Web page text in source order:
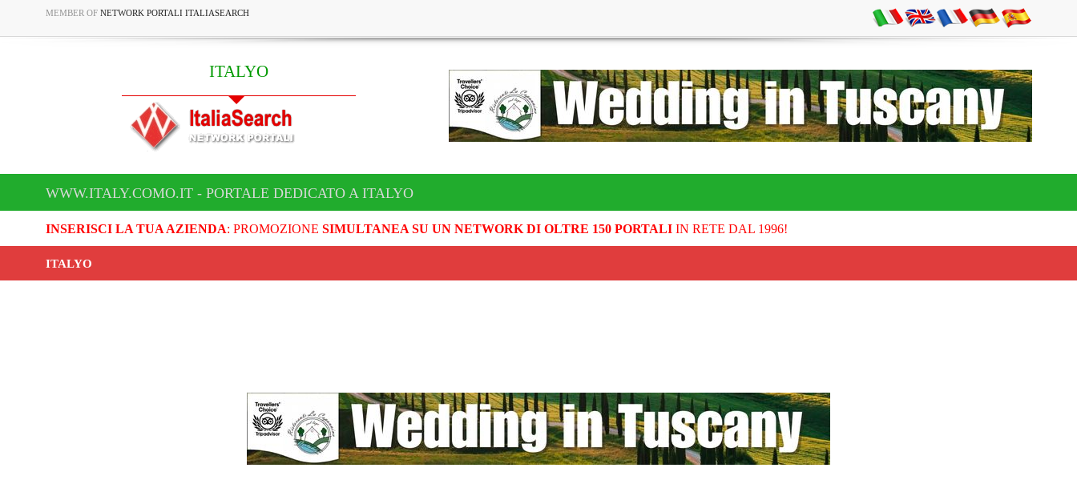
MEMBER OF NETWORK PORTALI ITALIASEARCH
ITALYO
WWW.ITALY.COMO.IT - PORTALE DEDICATO A ITALYO
INSERISCI LA TUA AZIENDA: PROMOZIONE SIMULTANEA SU UN NETWORK DI OLTRE 150 PORTALIIN RETE DAL 1996!
ITALYO